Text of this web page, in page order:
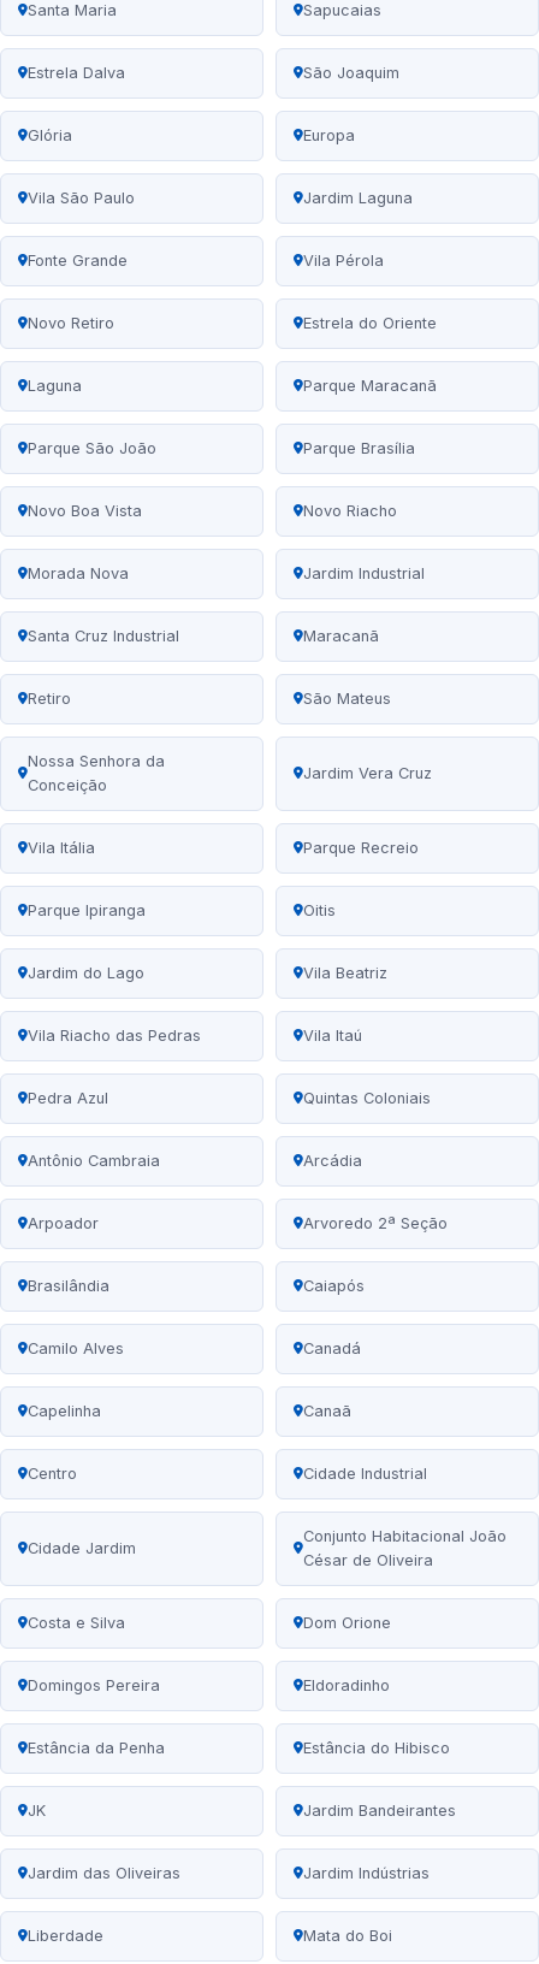
Santa Maria Sapucaias
Estrela Dalva São Joaquim
Glória Europa
Vila São Paulo Jardim Laguna
Fonte Grande Vila Pérola
Novo Retiro Estrela do Oriente
Laguna Parque Maracanã
Parque São João Parque Brasília
Novo Boa Vista Novo Riacho
Morada Nova Jardim Industrial
Santa Cruz Industrial Maracanã
Retiro São Mateus
Nossa Senhora da
Conceição
Jardim Vera Cruz
Vila Itália Parque Recreio
Parque Ipiranga Oitis
Jardim do Lago Vila Beatriz
Vila Riacho das Pedras Vila Itaú
Pedra Azul Quintas Coloniais
Antônio Cambraia Arcádia
Arpoador Arvoredo 2ª Seção
Brasilândia Caiapós
Camilo Alves Canadá
Capelinha Canaã
Centro Cidade Industrial
Cidade Jardim
Conjunto Habitacional João
César de Oliveira
Costa e Silva Dom Orione
Domingos Pereira Eldoradinho
Estância da Penha Estância do Hibisco
JK Jardim Bandeirantes
Jardim das Oliveiras Jardim Indústrias
Liberdade Mata do Boi